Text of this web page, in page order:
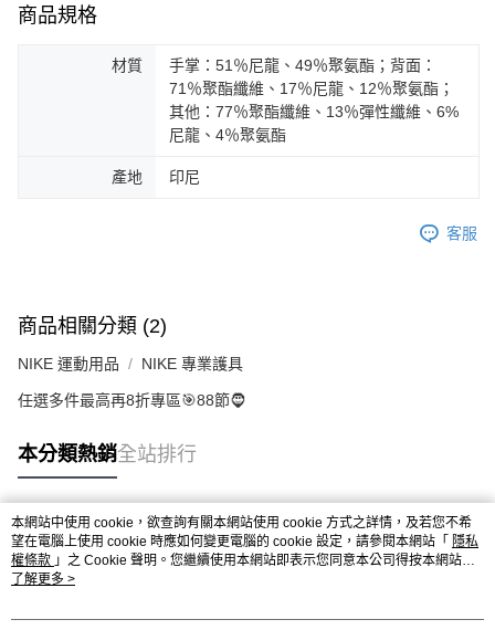
商品規格
材質
手掌：51％尼龍、49％聚氨酯；背面：
71％聚酯纖維、17％尼龍、12％聚氨酯；
其他：77％聚酯纖維、13％彈性纖維、6%
尼龍、4％聚氨酯
產地 印尼
客服
商品相關分類 (2)
NIKE 運動用品 NIKE 專業護具
任選多件最高再8折專區🎯88節🧔
本分類熱銷全站排行
熱門標籤
本網站中使用 cookie，欲查詢有關本網站使用 cookie 方式之詳情，及若您不希
望在電腦上使用 cookie 時應如何變更電腦的 cookie 設定，請參閱本網站「 隱私
權條款 」之 Cookie 聲明。您繼續使用本網站即表示您同意本公司得按本網站使
用條款之 Cookie 聲明使用 cookie。
了解更多 >